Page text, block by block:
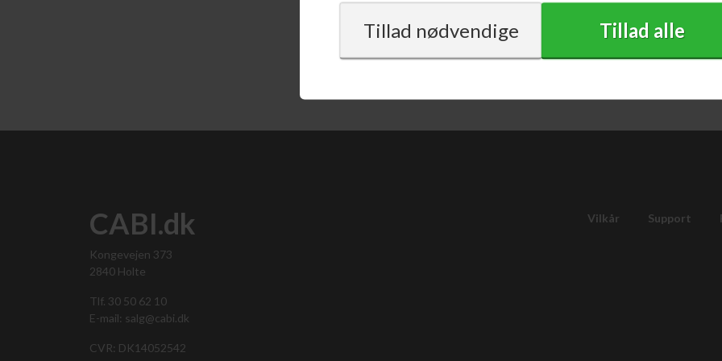
CABI.dk
Kongevejen 373
2840 Holte
Tlf. 30 50 62 10
E-mail: salg@cabi.dk
CVR: DK14052542
Vilkår Support